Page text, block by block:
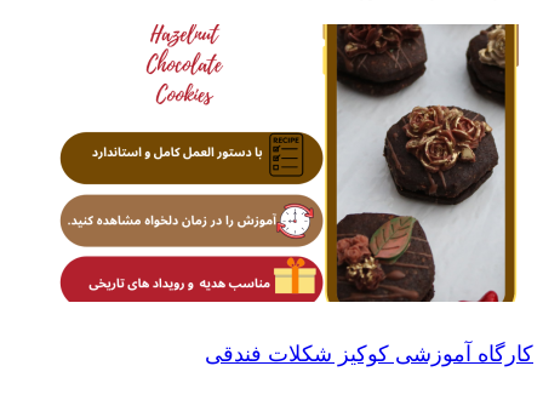
کارگاه آموزشی کوکیز شکلات فندقی